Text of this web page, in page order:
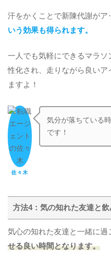
汗をかくことで新陳代謝がア
いう効果も得られます。
一人でも気軽にできるマラ
性化され、走りながら良いア
ますよ！
佐々木
気分が落ちている
です！
方法4：気の知れた友達と飲
気心の知れた友達と一緒に過
せる良い時間となります。